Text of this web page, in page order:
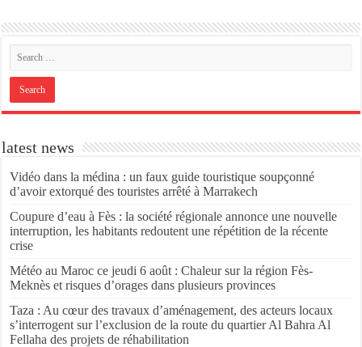
latest news
Vidéo dans la médina : un faux guide touristique soupçonné
d’avoir extorqué des touristes arrêté à Marrakech
Coupure d’eau à Fès : la société régionale annonce une nouvelle
interruption, les habitants redoutent une répétition de la récente
crise
Météo au Maroc ce jeudi 6 août : Chaleur sur la région Fès-
Meknès et risques d’orages dans plusieurs provinces
Taza : Au cœur des travaux d’aménagement, des acteurs locaux
s’interrogent sur l’exclusion de la route du quartier Al Bahra Al
Fellaha des projets de réhabilitation